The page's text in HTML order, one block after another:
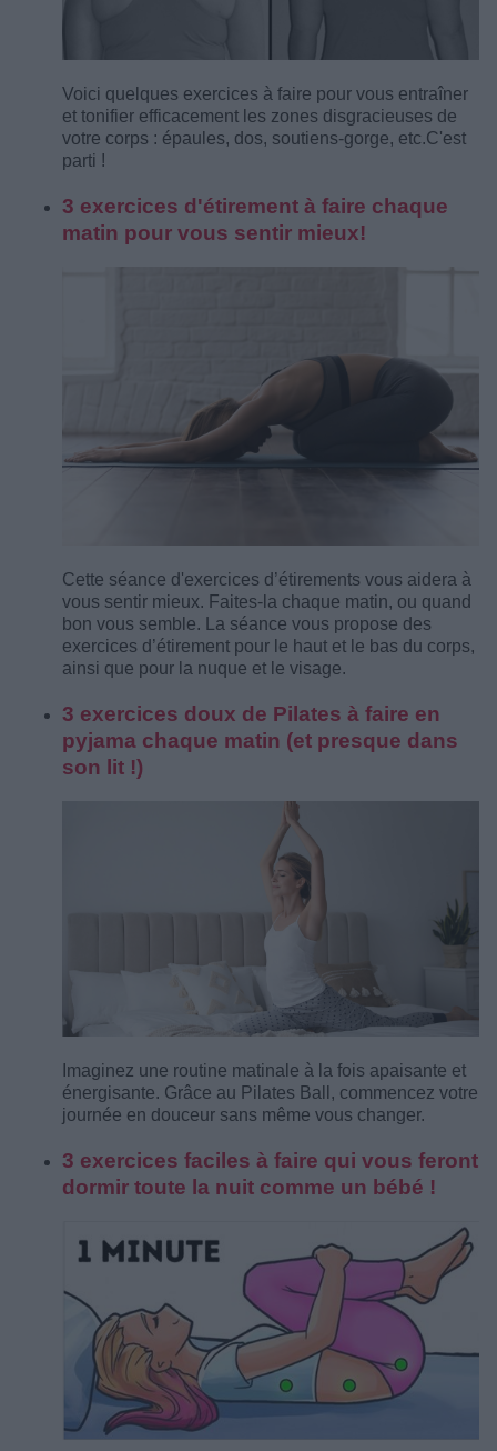
Voici quelques exercices à faire pour vous entraîner
et tonifier efficacement les zones disgracieuses de
votre corps : épaules, dos, soutiens-gorge, etc.C'est
parti !
3 exercices d'étirement à faire chaque
matin pour vous sentir mieux!
Cette séance d'exercices d’étirements vous aidera à
vous sentir mieux. Faites-la chaque matin, ou quand
bon vous semble. La séance vous propose des
exercices d’étirement pour le haut et le bas du corps,
ainsi que pour la nuque et le visage.
3 exercices doux de Pilates à faire en
pyjama chaque matin (et presque dans
son lit !)
Imaginez une routine matinale à la fois apaisante et
énergisante. Grâce au Pilates Ball, commencez votre
journée en douceur sans même vous changer.
3 exercices faciles à faire qui vous feront
dormir toute la nuit comme un bébé !